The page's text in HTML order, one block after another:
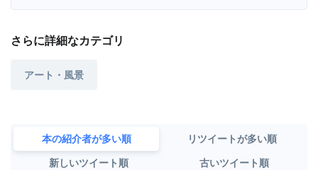
さらに詳細なカテゴリ
アート・風景
本の紹介者が多い順
リツイートが多い順
新しいツイート順
古いツイート順